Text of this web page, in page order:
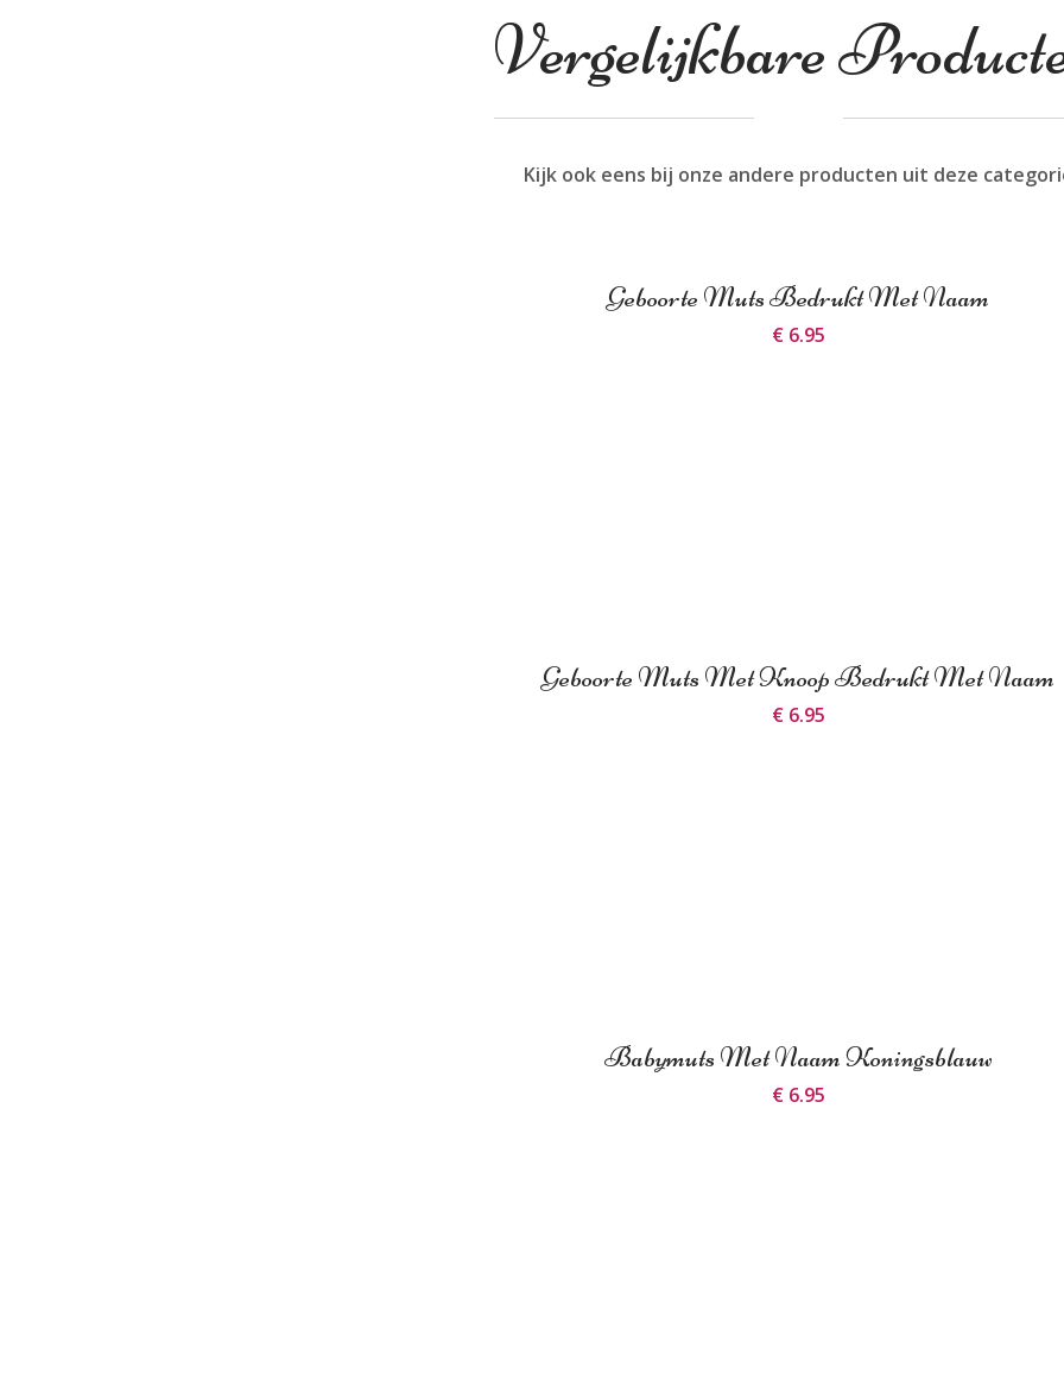
Vergelijkbare
Kijk ook eens bij onze andere producten uit deze
Geboorte Muts Bedrukt Met Naam
€ 6.95
Geboorte Muts Met Knoop Bedrukt Met Naam
€ 6.95
Babymuts Met Naam Koningsblauw
€ 6.95